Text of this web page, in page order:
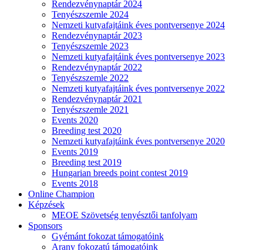
Rendezvénynaptár 2024
Tenyészszemle 2024
Nemzeti kutyafajtáink éves pontversenye 2024
Rendezvénynaptár 2023
Tenyészszemle 2023
Nemzeti kutyafajtáink éves pontversenye 2023
Rendezvénynaptár 2022
Tenyészszemle 2022
Nemzeti kutyafajtáink éves pontversenye 2022
Rendezvénynaptár 2021
Tenyészszemle 2021
Events 2020
Breeding test 2020
Nemzeti kutyafajtáink éves pontversenye 2020
Events 2019
Breeding test 2019
Hungarian breeds point contest 2019
Events 2018
Online Champion
Képzések
MEOE Szövetség tenyésztői tanfolyam
Sponsors
Gyémánt fokozat támogatóink
Arany fokozatú támogatóink